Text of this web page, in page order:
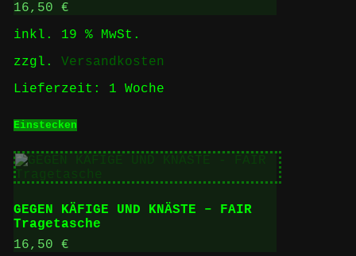
16,50 €
inkl. 19 % MwSt.
zzgl. Versandkosten
Lieferzeit: 1 Woche
Einstecken
GEGEN KÄFIGE UND KNÄSTE – FAIR
Tragetasche
16,50 €